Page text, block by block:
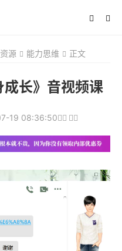
源 能力思维 正文
成长》音视频课
19 08:36:50